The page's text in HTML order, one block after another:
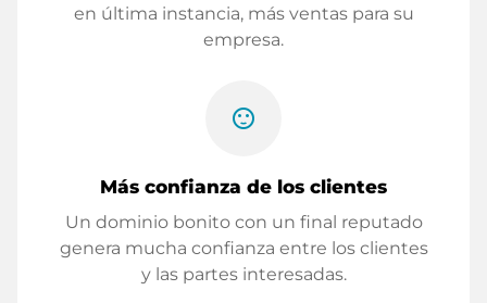
en última instancia, más ventas para su
empresa.
sentiment_satisfied
Más confianza de los clientes
Un dominio bonito con un final reputado
genera mucha confianza entre los clientes
y las partes interesadas.